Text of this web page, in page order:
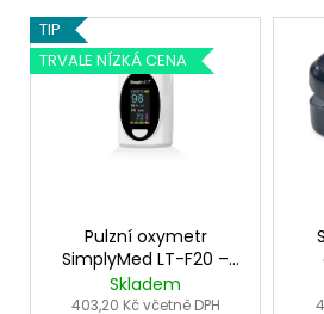
p
r
o
V
ý
p
TIP
TRVALE NÍZKÁ CENA
Pulzní oxymetr
SimplyMed LT-F20 –
přesné měření SpO2 a
tepu
Skladem
403,20 Kč včetně DPH